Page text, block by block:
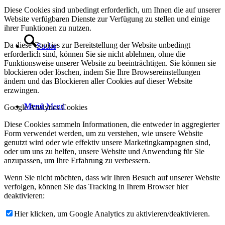
Suche
Menü Menü
Diese Cookies sind unbedingt erforderlich, um Ihnen die auf unserer
Website verfügbaren Dienste zur Verfügung zu stellen und einige
ihrer Funktionen zu nutzen.
Da diese Cookies zur Bereitstellung der Website unbedingt
erforderlich sind, können Sie sie nicht ablehnen, ohne die
Funktionsweise unserer Website zu beeinträchtigen. Sie können sie
blockieren oder löschen, indem Sie Ihre Browsereinstellungen
ändern und das Blockieren aller Cookies auf dieser Website
erzwingen.
Google Analytics Cookies
Diese Cookies sammeln Informationen, die entweder in aggregierter
Form verwendet werden, um zu verstehen, wie unsere Website
genutzt wird oder wie effektiv unsere Marketingkampagnen sind,
oder um uns zu helfen, unsere Website und Anwendung für Sie
anzupassen, um Ihre Erfahrung zu verbessern.
Wenn Sie nicht möchten, dass wir Ihren Besuch auf unserer Website
verfolgen, können Sie das Tracking in Ihrem Browser hier
deaktivieren:
Hier klicken, um Google Analytics zu aktivieren/deaktivieren.